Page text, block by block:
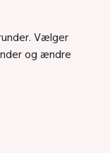
Vælger
og ændre